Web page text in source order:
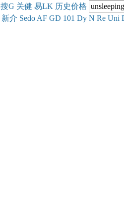
搜G 关健 易LK 历史价格
新介 Sedo AF GD 101 Dy N Re Uni